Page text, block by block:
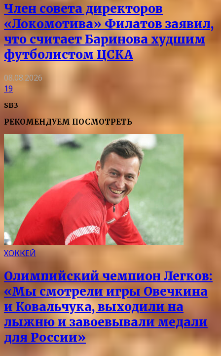
Член совета директоров
«Локомотива» Филатов заявил,
что считает Баринова худшим
футболистом ЦСКА
08.08.2026
19
SB3
РЕКОМЕНДУЕМ ПОСМОТРЕТЬ
ХОККЕЙ
Олимпийский чемпион Легков:
«Мы смотрели игры Овечкина
и Ковальчука, выходили на
лыжню и завоевывали медали
для России»